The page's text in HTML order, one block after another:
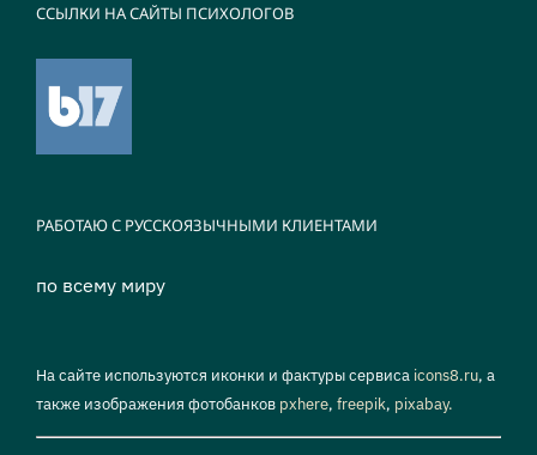
ССЫЛКИ НА САЙТЫ ПСИХОЛОГОВ
РАБОТАЮ С РУССКОЯЗЫЧНЫМИ КЛИЕНТАМИ
по всему миру
На сайте используются иконки и фактуры сервиса icons8.ru, а
также изображения фотобанков pxhere, freepik, pixabay.